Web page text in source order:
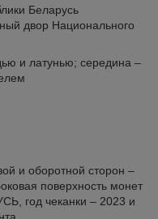
Беларусь
двор Национального
и латунью; середина –
и оборотной сторон –
поверхность монет
год чеканки ‒ 2023 и